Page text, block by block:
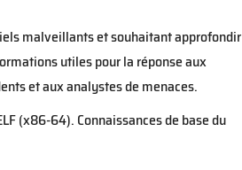
malveillants et souhaitant approfondir
utiles pour la réponse aux
et aux analystes de menaces.
(x86-64). Connaissances de base du